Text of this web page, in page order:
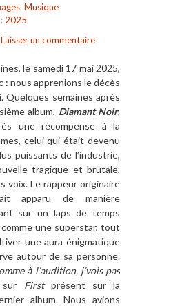
, Musique
2025
Laisser un commentaire
le samedi 17 mai 2025,
: nous apprenions le décès
Quelques semaines après
album, Diamant Noir,
une récompense à la
celui qui était devenu
puissants de l’industrie,
tragique et brutale,
voix. Le rappeur originaire
apparu de manière
sur un laps de temps
une superstar, tout
une aura énigmatique
autour de sa personne.
à l’audition, j’vois pas
Firstprésent sur la
album. Nous avions